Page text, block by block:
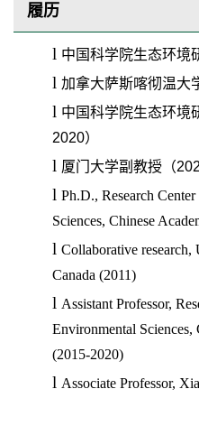
履历
l 中国科学院生态环境
l 加拿大萨斯喀彻温大
l 中国科学院生态环境
2020）
l 厦门大学副教授（
l Ph.D., Research
Sciences, Chinese
l Collaborative research,
Canada (2011)
l Assistant Professor,
Environmental Sciences,
(2015-2020)
l Associate Professor,